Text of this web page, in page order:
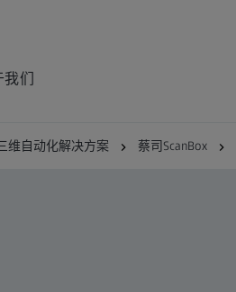
我们
维自动化解决方案 蔡司ScanBox